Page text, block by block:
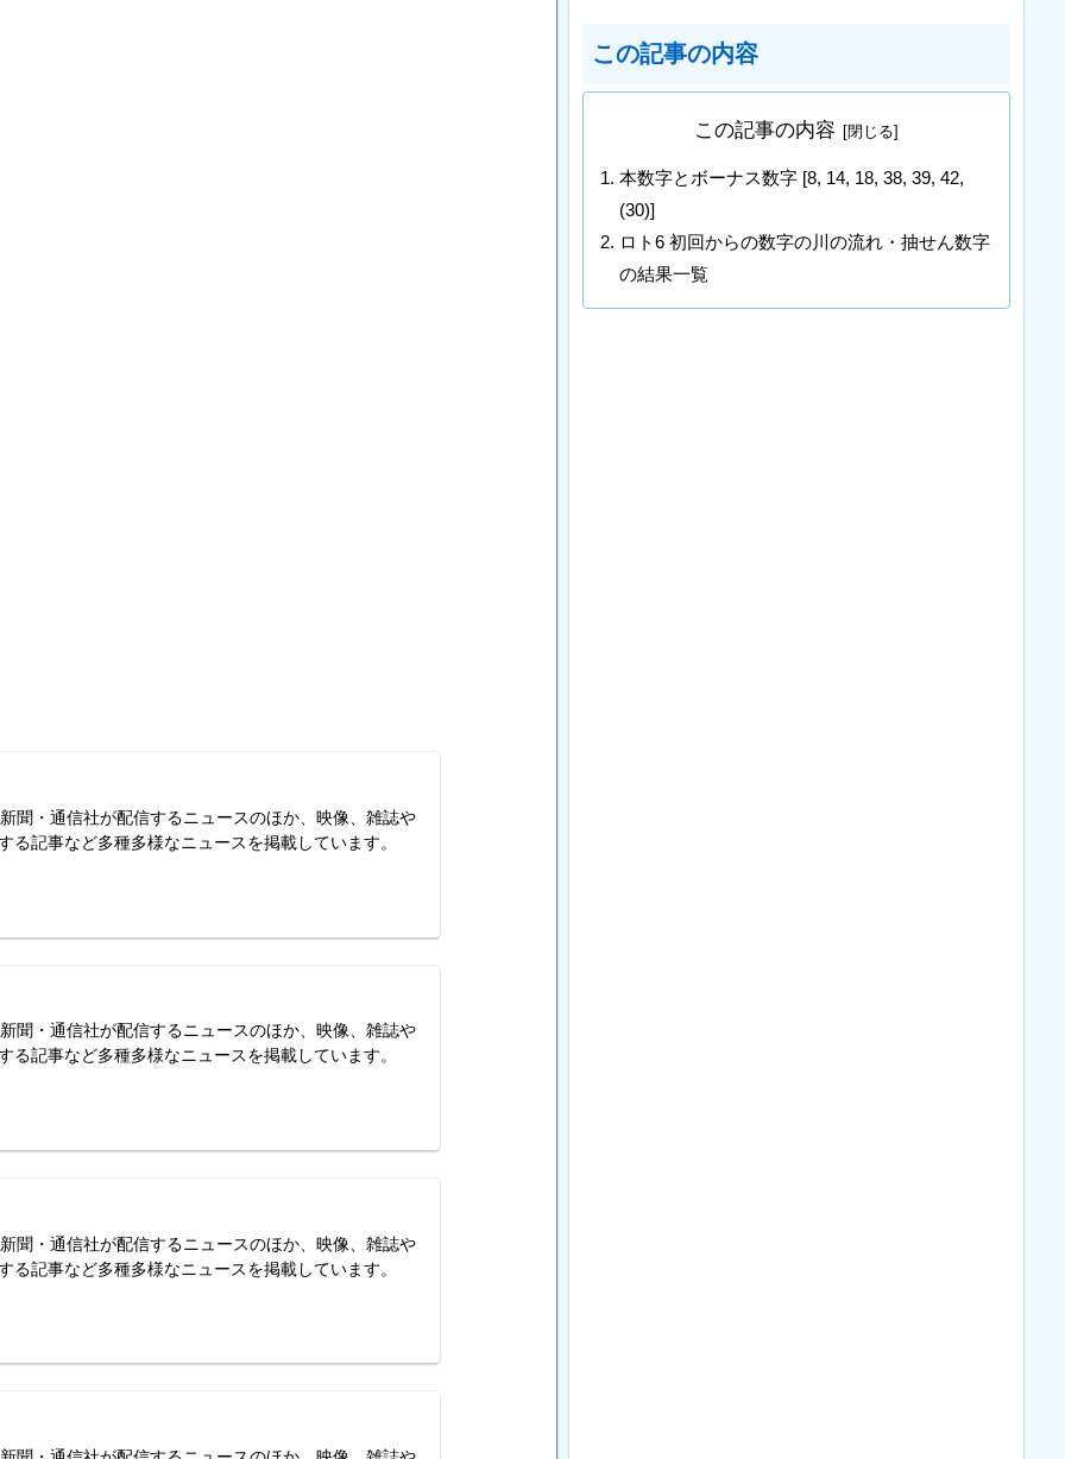
聞・通信社が配信するニュースのほか、映像、雑誌や
る記事など多種多様なニュースを掲載しています。
聞・通信社が配信するニュースのほか、映像、雑誌や
る記事など多種多様なニュースを掲載しています。
聞・通信社が配信するニュースのほか、映像、雑誌や
る記事など多種多様なニュースを掲載しています。
この記事の内容
この記事の内容
本数字とボーナス数字 [8, 14, 18, 38, 39, 42,
(30)]
ロト6 初回からの数字の川の流れ・抽せん数字
の結果一覧